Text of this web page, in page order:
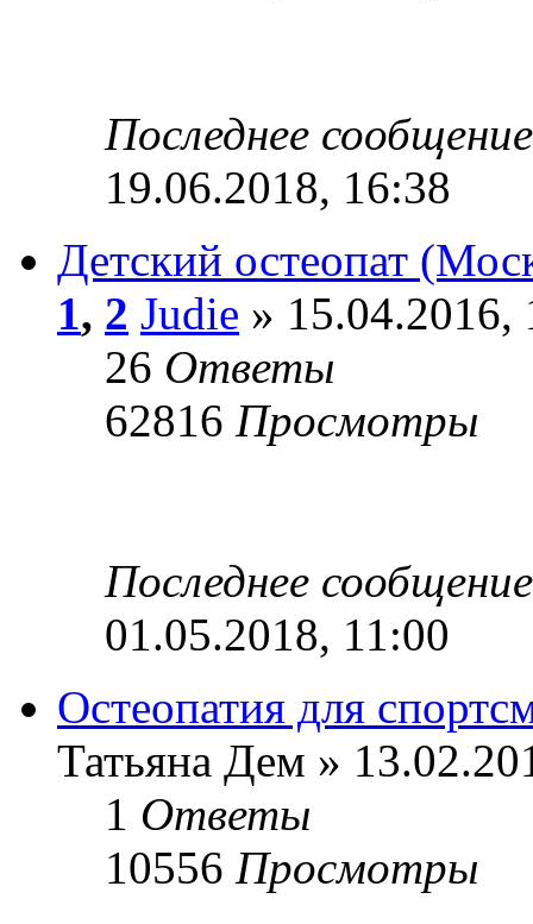
Последнее
19.06.2018, 16:38
Детский остеопат
1, 2 Judie » 15.04.2016,
26 Ответы
62816 Просмотры
Последнее
01.05.2018, 11:00
Остеопатия для
Татьяна Дем »
1 Ответы
10556 Просмотры